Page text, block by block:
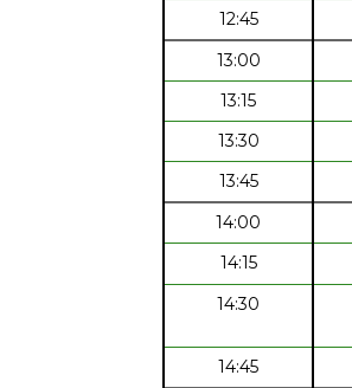
12:45
13:00
13:15
13:30
13:45
14:00
14:15
14:30
14:45